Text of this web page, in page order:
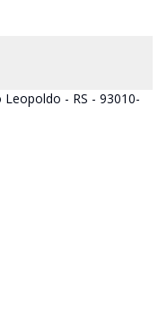
Leopoldo - RS - 93010-